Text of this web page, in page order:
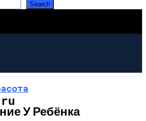
У Ребёнка